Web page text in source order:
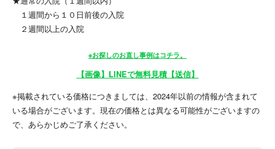
１週間から１０日前後の入院
２週間以上の入院
※お探しのお直し事例はコチラ。
【画像】LINEで無料見積【送信】
※掲載されている価格につきましては、2024年以前の情報が含まれて
いる場合がございます。現在の価格とは異なる可能性がございますの
で、あらかじめご了承ください。